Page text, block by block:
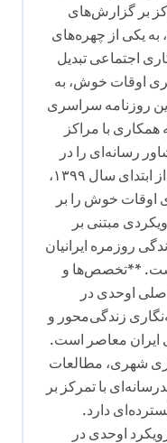
بر گزارش‌های
به یکی از چهره‌های
اجتماعی تبدیل
اوقات خوش، به
روزنامه سراسری
با مراکز
رسانه‌ای را در
کارنامه خود ثبت کرده است. وی از ابتدای سال ۱۳۹۹،
اوقات خوش را بر
مبتنی بر
روزمره ایرانیان
است. **تخصص‌ها و
اوحدی در
زندگی‌محور و
معاصر است.
شهری، مطالعات
با تمرکز بر
دارد.
اوحدی در